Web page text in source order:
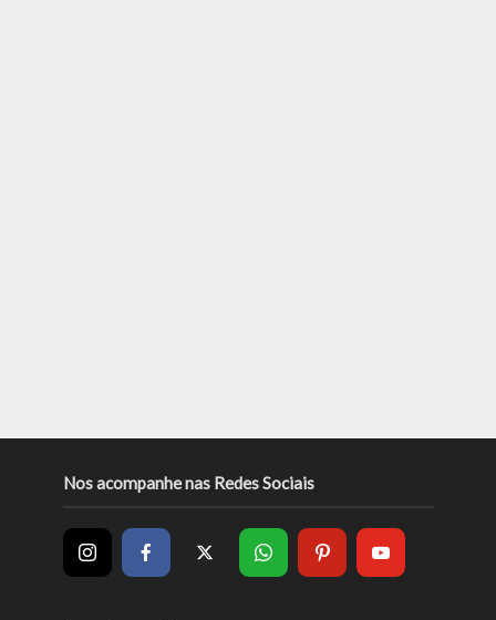
Nos acompanhe nas Redes Sociais